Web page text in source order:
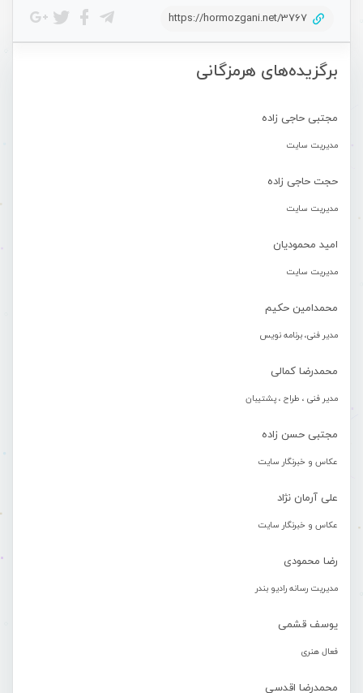
برگزیده‌های هرمزگانی
مجتبی حاجی زاده
مدیریت سایت
حجت حاجی زاده
مدیریت سایت
امید محمودیان
مدیریت سایت
محمدامین حکیم
مدیر فنی، برنامه نویس
محمدرضا کمالی
مدیر فنی ، طراح ، پشتیبان
مجتبی حسن زاده
عکاس و خبرنگار سایت
علی آرمان نژاد
عکاس و خبرنگار سایت
رضا محمودی
مدیریت رسانه رادیو بندر
یوسف قشمی
فعال هنری
محمدرضا اقدسی
https://hormozgani.net/3767